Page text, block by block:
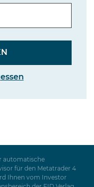
automatische
für den Metatrader 4
Ihnen vom Investor